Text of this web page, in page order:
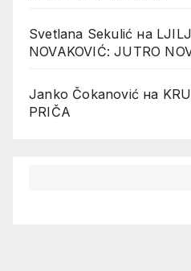
Svetlana Sekulić на
NOVAKOVIĆ: JUTRO
Janko Čokanović на
PRIČA